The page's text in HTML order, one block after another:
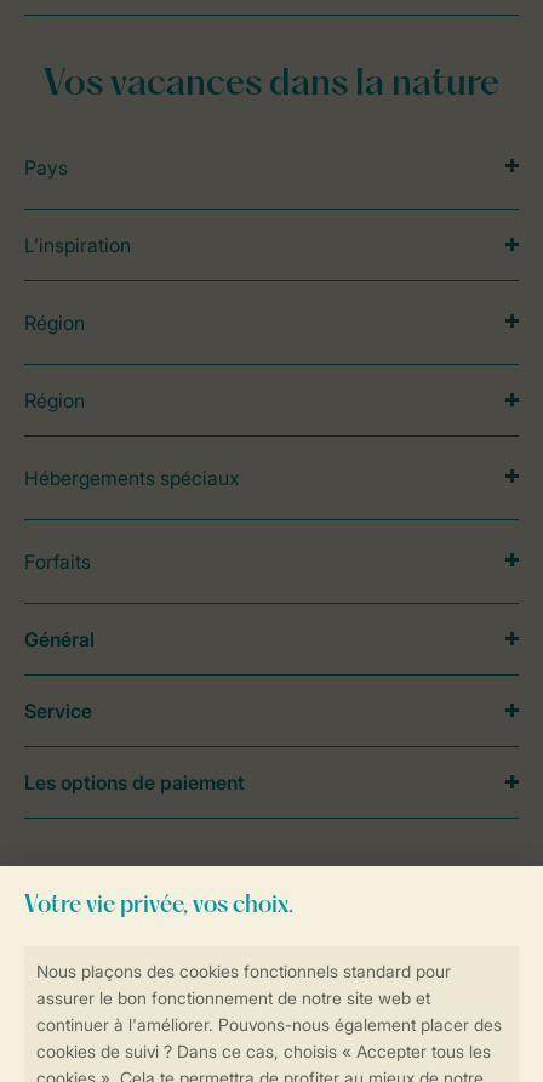
Vos vacances dans la nature
Pays
L’inspiration
Région
Région
Hébergements spéciaux
Forfaits
contactez notreContact Center.
Général
Service
Les options de paiement